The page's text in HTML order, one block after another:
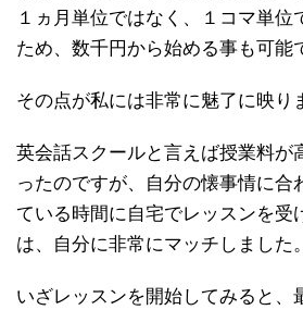
１ヵ月単位ではなく、１コマ単位
ため、数千円から始める事も可能
その点が私には非常に魅了に映り
英会話スクールと言えば授業料が
ったのですが、自分の懐事情に合
ている時間に自宅でレッスンを受
は、自分に非常にマッチしました。
いざレッスンを開始してみると、